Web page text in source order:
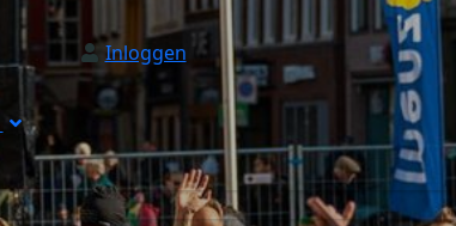
Inloggen